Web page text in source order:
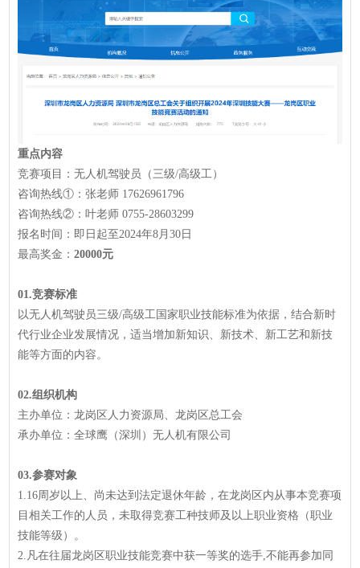
重点内容
竞赛项目：无人机驾驶员（三级/高级工）
咨询热线①：张老师 17626961796
咨询热线②：叶老师 0755-28603299
报名时间：即日起至2024年8月30日
最高奖金：20000元
01.竞赛标准
以无人机驾驶员三级/高级工国家职业技能标准为依据，结合新时
代行业企业发展情况，适当增加新知识、新技术、新工艺和新技
能等方面的内容。
02.组织机构
主办单位：龙岗区人力资源局、龙岗区总工会
承办单位：全球鹰（深圳）无人机有限公司
03.参赛对象
1.16周岁以上、尚未达到法定退休年龄，在龙岗区内从事本竞赛项
目相关工作的人员，未取得竞赛工种技师及以上职业资格（职业
技能等级）。
2.凡在往届龙岗区职业技能竞赛中获一等奖的选手,不能再参加同